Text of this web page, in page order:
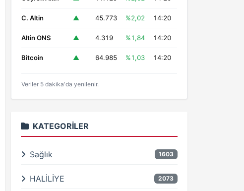
C. Altin ▲ 45.773 %2,02 14:20
Altin ONS ▲ 4.319 %1,84 14:20
Bitcoin ▲ 64.985 %1,03 14:20
Veriler 5 dakika'da yenilenir.
KATEGORILER
Sağlık 1603
HALİLİYE 2073